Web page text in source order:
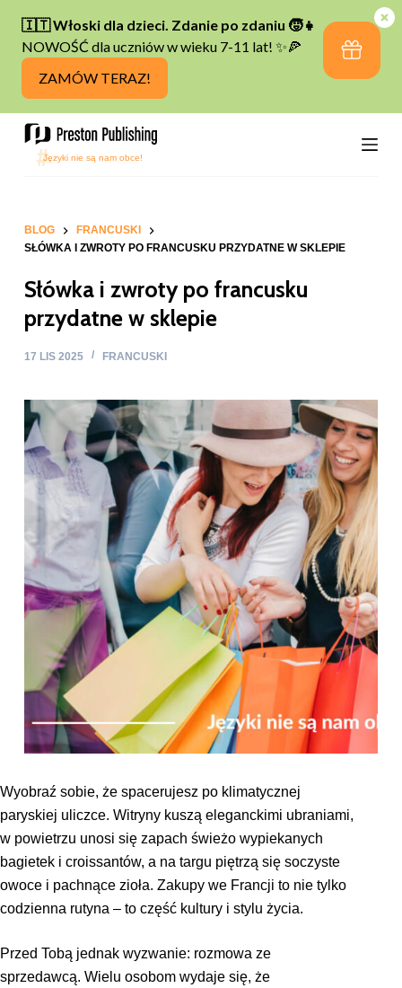
P
z
e
j
BLOG
FRANCUSKI
SŁÓWKA I ZWROTY PO FRANCUSKU PRZYDATNE W SKLEPIE
Słówka i zwroty po francusku
przydatne w sklepie
17 LIS 2025 FRANCUSKI
Wyobraź sobie, że spacerujesz po klimatycznej
paryskiej uliczce. Witryny kuszą eleganckimi ubraniami,
w powietrzu unosi się zapach świeżo wypiekanych
bagietek i croissantów, a na targu piętrzą się soczyste
owoce i pachnące zioła. Zakupy we Francji to nie tylko
codzienna rutyna – to część kultury i stylu życia.
Przed Tobą jednak wyzwanie: rozmowa ze
sprzedawcą. Wielu osobom wydaje się, że